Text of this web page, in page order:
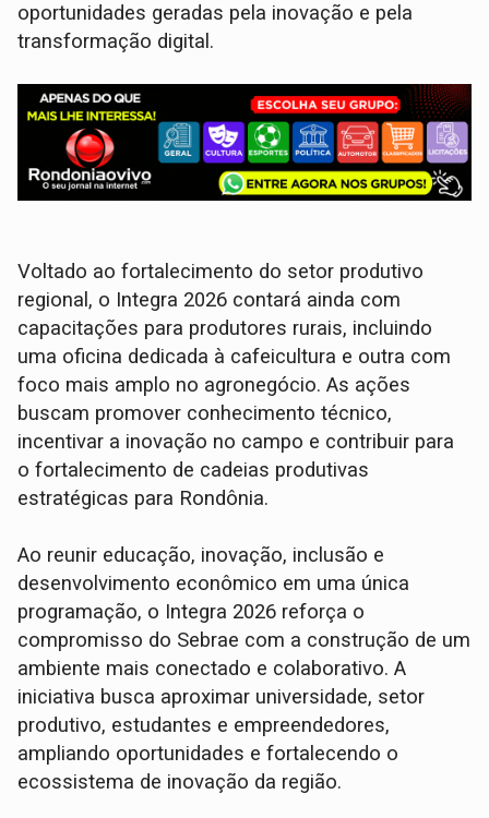
oportunidades geradas pela inovação e pela
transformação digital.
Voltado ao fortalecimento do setor produtivo
regional, o Integra 2026 contará ainda com
capacitações para produtores rurais, incluindo
uma oficina dedicada à cafeicultura e outra com
foco mais amplo no agronegócio. As ações
buscam promover conhecimento técnico,
incentivar a inovação no campo e contribuir para
o fortalecimento de cadeias produtivas
estratégicas para Rondônia.
Ao reunir educação, inovação, inclusão e
desenvolvimento econômico em uma única
programação, o Integra 2026 reforça o
compromisso do Sebrae com a construção de um
ambiente mais conectado e colaborativo. A
iniciativa busca aproximar universidade, setor
produtivo, estudantes e empreendedores,
ampliando oportunidades e fortalecendo o
ecossistema de inovação da região.